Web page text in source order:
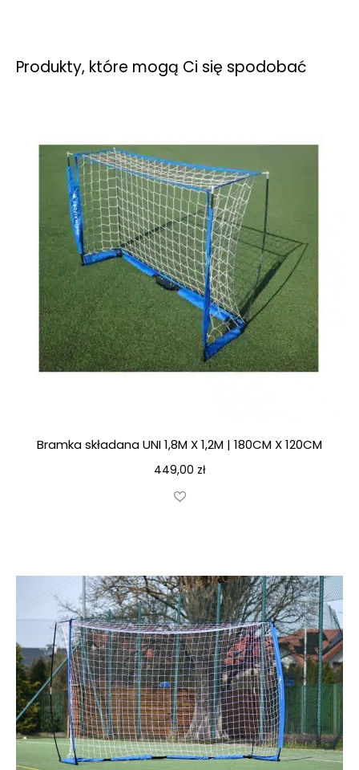
Produkty, które mogą Ci się spodobać
Bramka składana UNI 1,8M X 1,2M | 180CM X 120CM
449,00 zł